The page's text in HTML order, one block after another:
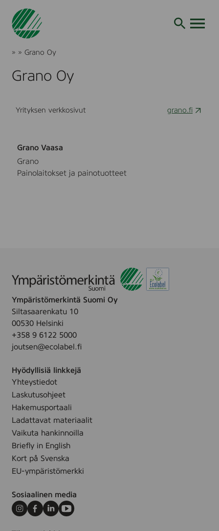
Siirry
Joutsenmerkki
»
ja
palvelut
» Grano Oy
Grano Oy
Yrityksen verkkosivut grano.fi
Grano Vaasa
Grano
Painolaitokset ja painotuotteet
Ympäristömerkintä Suomi Oy
Siltasaarenkatu 10
00530 Helsinki
+358 9 6122 5000
joutsen@ecolabel.fi
Hyödyllisiä linkkejä
Yhteystiedot
Laskutusohjeet
Hakemusportaali
Ladattavat materiaalit
Vaikuta hankinnoilla
Briefly in English
Kort på Svenska
EU-ympäristömerkki
Sosiaalinen media
Instagram
Facebook
LinkedInYoutube